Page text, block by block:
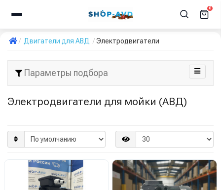
0
Двигатели для АВД Электродвигатели
Параметры подбора
Электродвигатели для мойки (АВД)